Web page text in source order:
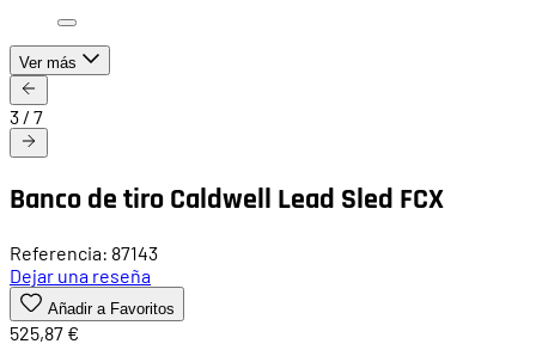
Ver más
3 / 7
Banco de tiro Caldwell Lead Sled FCX
Referencia: 87143
Dejar una reseña
Añadir a Favoritos
525,87 €